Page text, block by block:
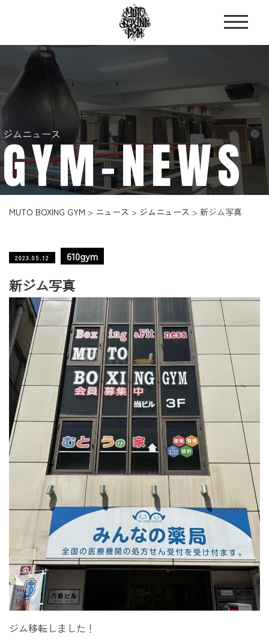
ジムニュース
GYM-NEWS
MUTO BOXING GYM > ニュース > ジムニュース > 新ジム写真
2023.05.12 610gym
新ジム写真
ジム移転しました！